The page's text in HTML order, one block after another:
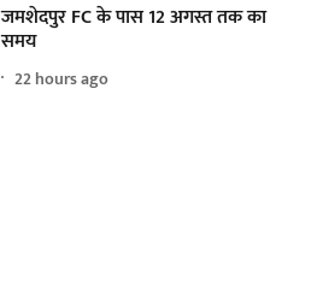
जमशेदपुर FC के पास 12 अगस्त तक का
समय
22 hours ago